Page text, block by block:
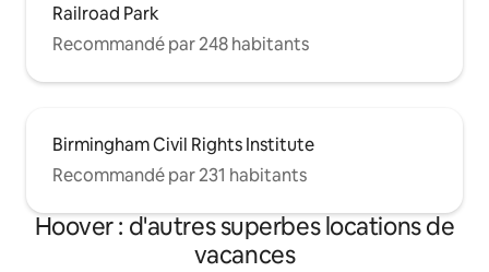
Railroad Park
Recommandé par 248 habitants
Birmingham Civil Rights Institute
Recommandé par 231 habitants
Hoover : d'autres superbes locations de
vacances